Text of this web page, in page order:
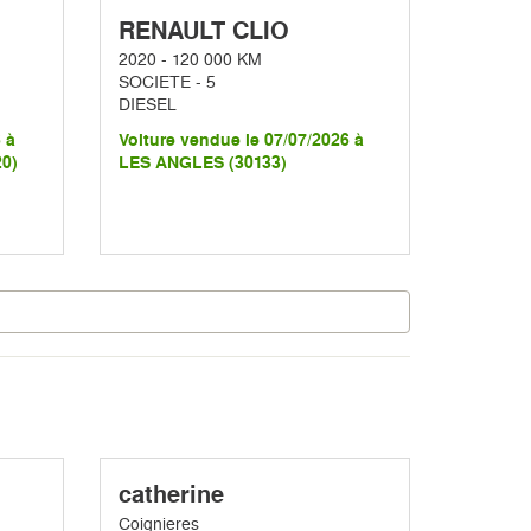
à
RENAULT CLIO
2020 - 120 000 KM
SOCIETE - 5
DIESEL
Voiture vendue le 07/07/2026 à
LES ANGLES (30133)
catherine
Coignieres